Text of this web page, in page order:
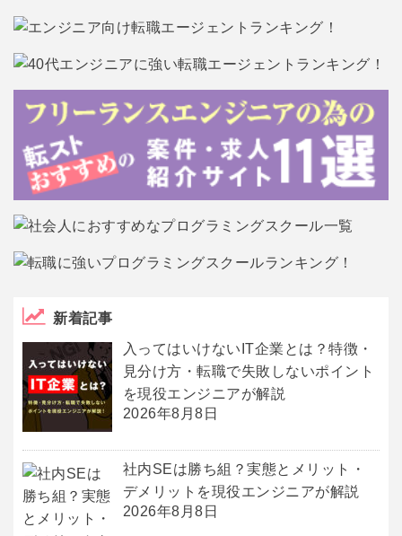
新着記事
入ってはいけないIT企業とは？特徴・
見分け方・転職で失敗しないポイント
を現役エンジニアが解説
2026年8月8日
社内SEは勝ち組？実態とメリット・
デメリットを現役エンジニアが解説
2026年8月8日